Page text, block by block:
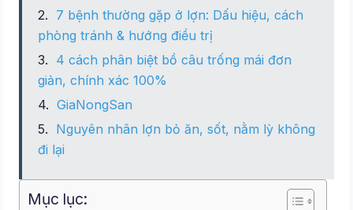
7 bệnh thường gặp ở lợn: Dấu hiệu, cách
phòng tránh & hướng điều trị
4 cách phân biệt bồ câu trống mái đơn
giản, chính xác 100%
GiaNongSan
Nguyên nhân lợn bỏ ăn, sốt, nằm lỳ không
đi lại
Mục lục: